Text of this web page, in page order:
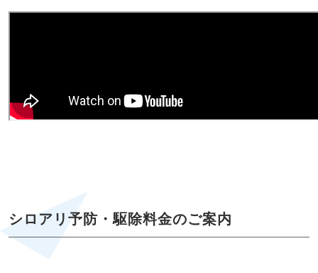
シロアリ予防・駆除料金のご案内